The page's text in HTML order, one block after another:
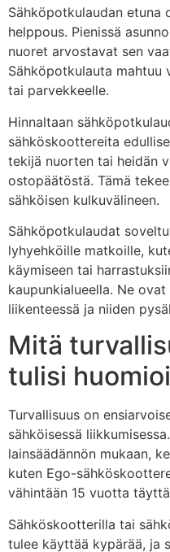
Sähköpotkulaudan etuna
helppous. Pienissä
nuoret arvostavat sen
Sähköpotkulauta mahtuu
tai parvekkeelle.
Hinnaltaan
sähköskoottereita
tekijä nuorten tai heidän
ostopäätöstä. Tämä
sähköisen kulkuvälineen.
Sähköpotkulaudat
lyhyehköille matkoille,
käymiseen tai
kaupunkialueella. Ne
liikenteessä ja niiden
Mitä
tulisi
Turvallisuus on
sähköisessä
lainsäädännön mukaan,
kuten Ego-
vähintään 15 vuotta
Sähköskootterilla tai
tulee käyttää kypärää, ja